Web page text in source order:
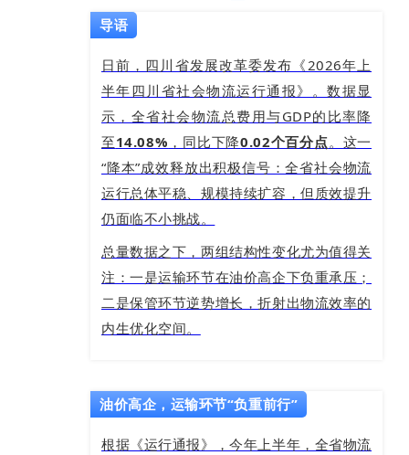
导语
日前，四川省发展改革委发布《2026年上
半年四川省社会物流运行通报》。数据显
示，全省社会物流总费用与GDP的比率降
至14.08% ，同比下降0.02个百分点。这一
“降本”成效释放出积极信号：全省社会物流
运行总体平稳、规模持续扩容，但质效提升
仍面临不小挑战。
总量数据之下，两组结构性变化尤为值得关
注：一是运输环节在油价高企下负重承压；
二是保管环节逆势增长，折射出物流效率的
内生优化空间。
油价高企，运输环节“负重前行”
根据《运行通报》，今年上半年，全省物流